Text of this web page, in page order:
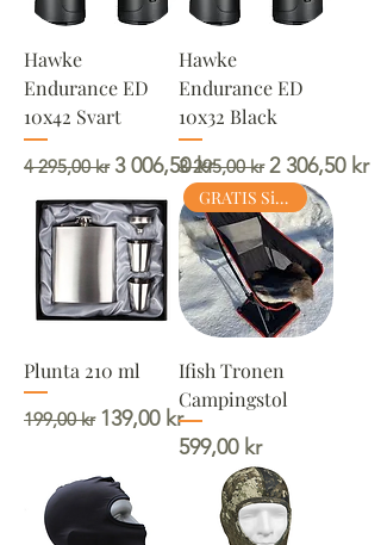
Hawke
Endurance ED
10x42 Svart
Ordinarie pris
4 295,00 kr Reapris
3 006,50 kr
Hawke
Endurance ED
10x32 Black
Ordinarie pris
3 295,00 kr Reapris
2 306,50 kr
Plunta 210 ml
Ordinarie pris
199,00 kr Reapris
139,00 kr
GRATIS Sittlapp
Ifish Tronen
Campingstol
Pris
599,00 kr